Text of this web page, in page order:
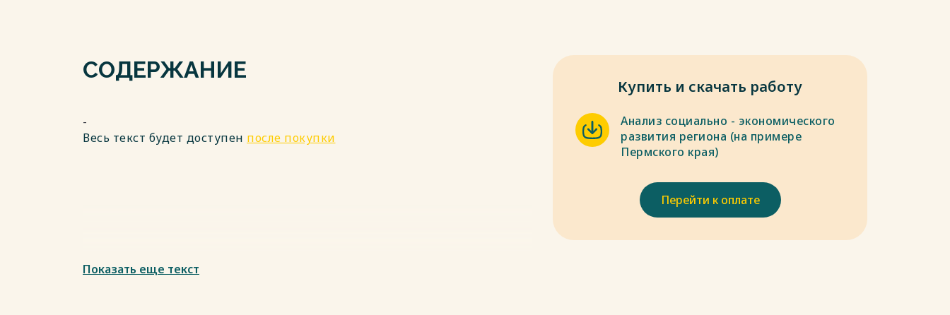
СОДЕРЖАНИЕ
-
Весь текст будет доступен после покупки
Показать еще текст
Купить и скачать работу
Анализ социально - экономического
развития региона (на примере
Пермского края)
Перейти к оплате